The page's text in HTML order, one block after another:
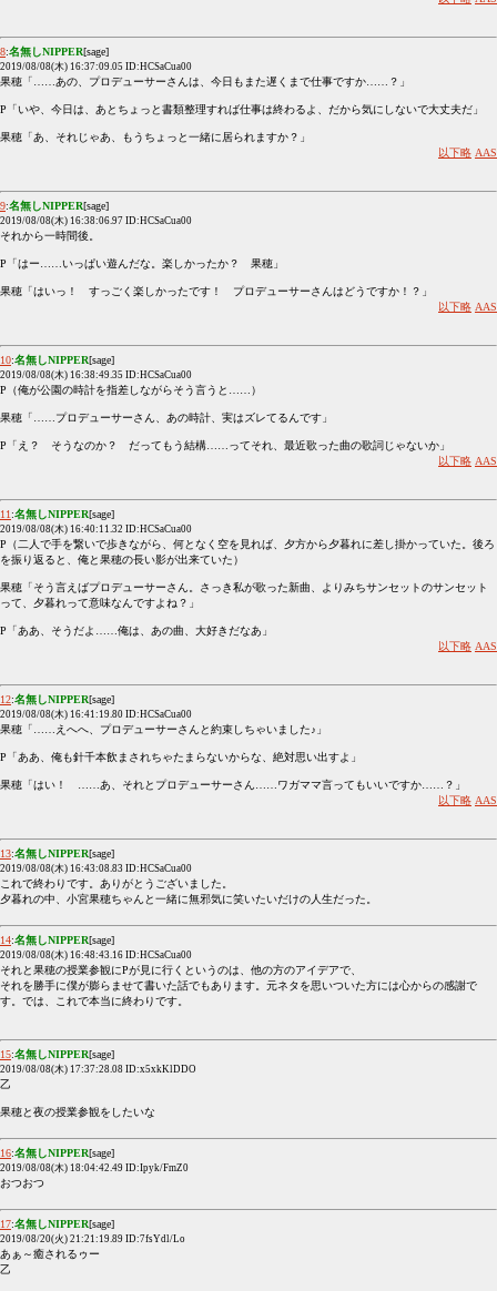
8:名無しNIPPER[sage]
2019/08/08(木) 16:37:09.05 ID:HCSaCua00
果穂「……あの、プロデューサーさんは、今日もまた遅くまで仕事ですか……？」
P「いや、今日は、あとちょっと書類整理すれば仕事は終わるよ、だから気にしないで大丈夫だ」
果穂「あ、それじゃあ、もうちょっと一緒に居られますか？」
以下略 AAS
9:名無しNIPPER[sage]
2019/08/08(木) 16:38:06.97 ID:HCSaCua00
それから一時間後。
P「はー……いっぱい遊んだな。楽しかったか？ 果穂」
果穂「はいっ！ すっごく楽しかったです！ プロデューサーさんはどうですか！？」
以下略 AAS
10:名無しNIPPER[sage]
2019/08/08(木) 16:38:49.35 ID:HCSaCua00
P（俺が公園の時計を指差しながらそう言うと……）
果穂「……プロデューサーさん、あの時計、実はズレてるんです」
P「え？ そうなのか？ だってもう結構……ってそれ、最近歌った曲の歌詞じゃないか」
以下略 AAS
11 :名無しNIPPER[sage]
2019/08/08(木) 16:40:11.32 ID:HCSaCua00
P（二人で手を繋いで歩きながら、何となく空を見れば、夕方から夕暮れに差し掛かっていた。後ろ
を振り返ると、俺と果穂の長い影が出来ていた）
果穂「そう言えばプロデューサーさん。さっき私が歌った新曲、よりみちサンセットのサンセット
って、夕暮れって意味なんですよね？」
P「ああ、そうだよ……俺は、あの曲、大好きだなあ」
以下略 AAS
12:名無しNIPPER[sage]
2019/08/08(木) 16:41:19.80 ID:HCSaCua00
果穂「……えへへ、プロデューサーさんと約束しちゃいました♪」
P「ああ、俺も針千本飲まされちゃたまらないからな、絶対思い出すよ」
果穂「はい！ ……あ、それとプロデューサーさん……ワガママ言ってもいいですか……？」
以下略 AAS
13:名無しNIPPER[sage]
2019/08/08(木) 16:43:08.83 ID:HCSaCua00
これで終わりです。ありがとうございました。
夕暮れの中、小宮果穂ちゃんと一緒に無邪気に笑いたいだけの人生だった。
14:名無しNIPPER[sage]
2019/08/08(木) 16:48:43.16 ID:HCSaCua00
それと果穂の授業参観にPが見に行くというのは、他の方のアイデアで、
それを勝手に僕が膨らませて書いた話でもあります。元ネタを思いついた方には心からの感謝で
す。では、これで本当に終わりです。
15:名無しNIPPER[sage]
2019/08/08(木) 17:37:28.08 ID:x5xkKlDDO
乙
果穂と夜の授業参観をしたいな
16:名無しNIPPER[sage]
2019/08/08(木) 18:04:42.49 ID:Ipyk/FmZ0
おつおつ
17:名無しNIPPER[sage]
2019/08/20(火) 21:21:19.89 ID:7fsYdl/Lo
あぁ～癒されるゥー
乙